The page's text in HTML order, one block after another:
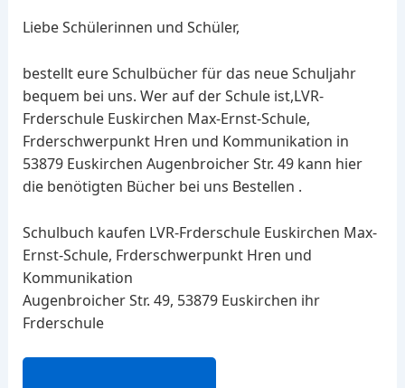
Liebe Schülerinnen und Schüler,
bestellt eure Schulbücher für das neue Schuljahr
bequem bei uns. Wer auf der Schule ist,LVR-
Frderschule Euskirchen Max-Ernst-Schule,
Frderschwerpunkt Hren und Kommunikation in
53879 Euskirchen Augenbroicher Str. 49 kann hier
die benötigten Bücher bei uns Bestellen .
Schulbuch kaufen LVR-Frderschule Euskirchen Max-
Ernst-Schule, Frderschwerpunkt Hren und
Kommunikation
Augenbroicher Str. 49, 53879 Euskirchen ihr
Frderschule